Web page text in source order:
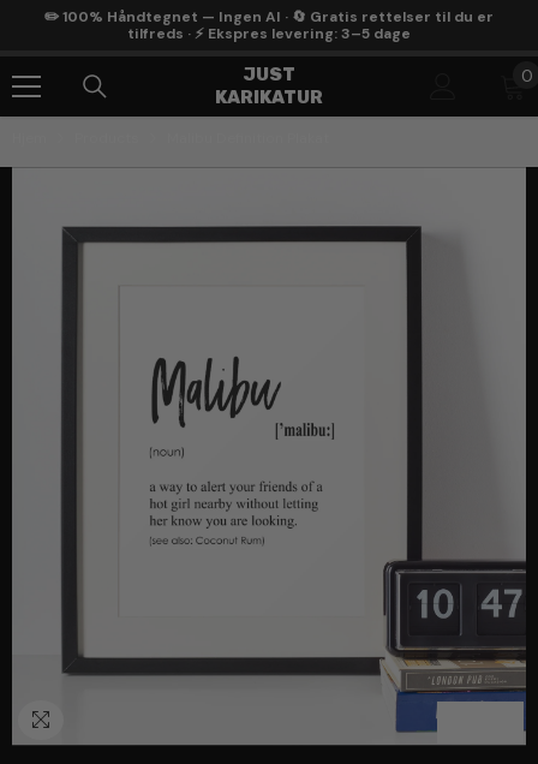
Gå Til Indhold
✏️ 100% Håndtegnet — Ingen AI · 🔄 Gratis rettelser til du er
tilfreds · ⚡ Ekspres levering: 3–5 dage
JUST
KARIKATUR
0
0